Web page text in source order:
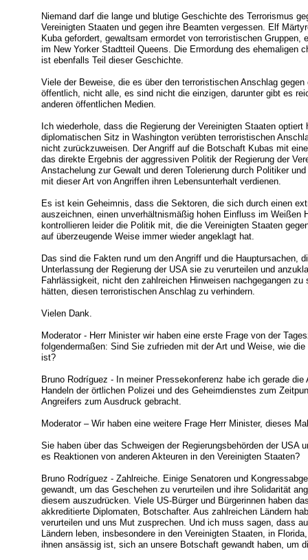
Niemand darf die lange und blutige Geschichte des Terrorismus
Vereinigten Staaten und gegen ihre Beamten vergessen. Elf
Kuba gefordert, gewaltsam ermordet von terroristischen Gruppen,
im New Yorker Stadtteil Queens. Die Ermordung des ehemaligen
ist ebenfalls Teil dieser Geschichte.
Viele der Beweise, die es über den terroristischen Anschlag
öffentlich, nicht alle, es sind nicht die einzigen, darunter gibt es
anderen öffentlichen Medien.
Ich wiederhole, dass die Regierung der Vereinigten Staaten
diplomatischen Sitz in Washington verübten terroristischen
nicht zurückzuweisen. Der Angriff auf die Botschaft Kubas mit
das direkte Ergebnis der aggressiven Politik der Regierung der
Anstachelung zur Gewalt und deren Tolerierung durch Politiker
mit dieser Art von Angriffen ihren Lebensunterhalt verdienen.
Es ist kein Geheimnis, dass die Sektoren, die sich durch einen
auszeichnen, einen unverhältnismäßig hohen Einfluss im Weißen
kontrollieren leider die Politik mit, die die Vereinigten Staaten
auf überzeugende Weise immer wieder angeklagt hat.
Das sind die Fakten rund um den Angriff und die Hauptursachen,
Unterlassung der Regierung der USA sie zu verurteilen und
Fahrlässigkeit, nicht den zahlreichen Hinweisen nachgegangen
hätten, diesen terroristischen Anschlag zu verhindern.
Vielen Dank.
Moderator - Herr Minister wir haben eine erste Frage von der
folgendermaßen: Sind Sie zufrieden mit der Art und Weise, wie
ist?
Bruno Rodríguez - In meiner Pressekonferenz habe ich gerade
Handeln der örtlichen Polizei und des Geheimdienstes zum
Angreifers zum Ausdruck gebracht.
Moderator – Wir haben eine weitere Frage Herr Minister, dieses
Sie haben über das Schweigen der Regierungsbehörden der USA
es Reaktionen von anderen Akteuren in den Vereinigten Staaten?
Bruno Rodríguez - Zahlreiche. Einige Senatoren und
gewandt, um das Geschehen zu verurteilen und ihre Solidarität
diesem auszudrücken. Viele US-Bürger und Bürgerinnen haben
akkreditierte Diplomaten, Botschafter. Aus zahlreichen Ländern
verurteilen und uns Mut zusprechen. Und ich muss sagen, dass
Ländern leben, insbesondere in den Vereinigten Staaten, in
ihnen ansässig ist, sich an unsere Botschaft gewandt haben, um